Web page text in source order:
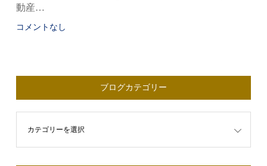
動産…
コメントなし
ブログカテゴリー